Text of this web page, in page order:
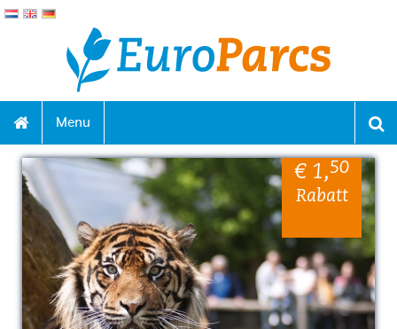
Menu
€ 1,50
Rabatt